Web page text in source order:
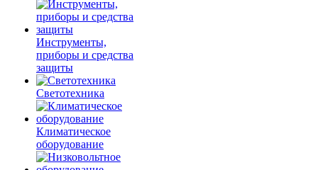
Инструменты,
приборы и средства
защиты
Светотехника
Климатическое
оборудование